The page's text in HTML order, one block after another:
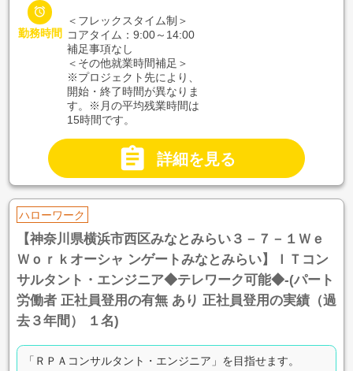

勤務時間
＜フレックスタイム制＞
コアタイム：9:00～14:00
補足事項なし
＜その他就業時間補足＞
※プロジェクト先により、
開始・終了時間が異なりま
す。※月の平均残業時間は
15時間です。
 詳細を見る
ハローワーク
【神奈川県横浜市西区みなとみらい３－７－１Ｗｅ
Ｗｏｒｋオーシャ ンゲートみなとみらい】ＩＴコン
サルタント・エンジニア◆テレワーク可能◆-(パート
労働者 正社員登用の有無 あり 正社員登用の実績（過
去３年間） １名)
「ＲＰＡコンサルタント・エンジニア」を目指せます。